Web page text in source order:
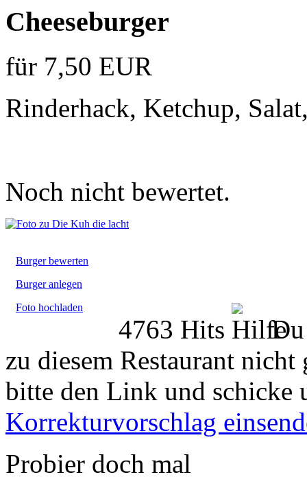
Cheeseburger
für 7,50 EUR
Rinderhack, Ketchup,
Noch nicht bewertet.
Burger bewerten
Burger anlegen
Foto hochladen
4763 Hits
zu diesem Restaurant
bitte den Link und schicke
Korrekturvorschlag
Probier doch mal